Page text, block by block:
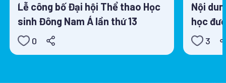
Lễ công bố Đại hội Thể thao Học
sinh Đông Nam Á lần thứ 13
0
Nội
học
3